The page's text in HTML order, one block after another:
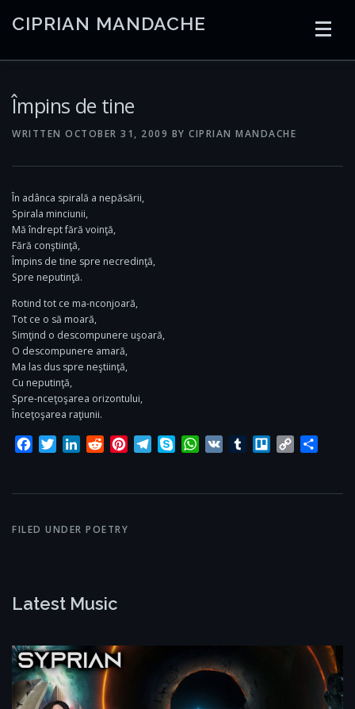
CIPRIAN MANDACHE
Împins de tine
WRITTEN OCTOBER 31, 2009 BY CIPRIAN MANDACHE
În adânca spirală a nepăsării,
Spirala minciunii,
Mă îndrept fără voinţă,
Fără conştiinţă,
Împins de tine spre necredinţă,
Spre neputinţă.
Rotind tot ce ma-nconjoară,
Tot ce o să moară,
Simţind o descompunere uşoară,
O descompunere amară,
Ma las dus spre neştiinţă,
Cu neputinţă,
Spre-nceţoşarea orizontului,
Înceţoşarea raţiunii.
Facebook
TwitterLinkedInRedditPinterestTelegram
SkypeWhatsApp
VK TumblrTrelloCopy
FILED UNDER POETRY
Latest Music